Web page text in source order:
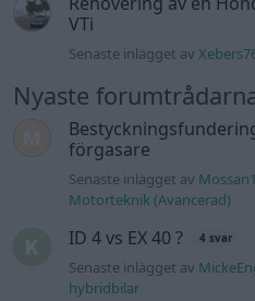
VTi
Senaste inlägget av
Nyaste
förgasare
Senaste inlägget av
Motorteknik (Avancerad)
ID 4 vs EX 40 ? 4 svar
Senaste inlägget av
hybridbilar